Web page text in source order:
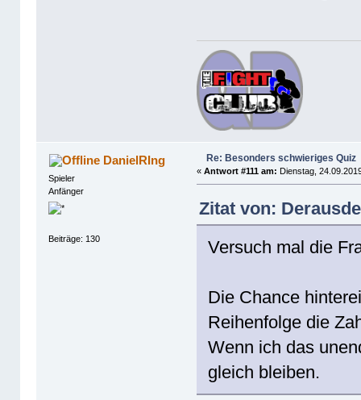
DanielRIng
Spieler
Anfänger
Beiträge: 130
Re: Besonders schwieriges Quiz
«Antwort #111 am: Dienstag,
Zitat von:
Versuch mal die
Die Chance
Reihenfolge die
Wenn ich das
gleich bleiben.